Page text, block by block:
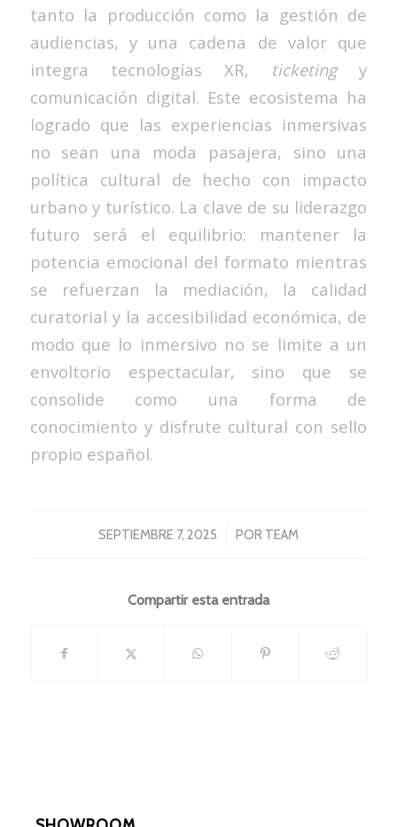
tanto la producción como la gestión de
audiencias, y una cadena de valor que
integra tecnologías XR, ticketingy
comunicación digital. Este ecosistema ha
logrado que las experiencias inmersivas
no sean una moda pasajera, sino una
política cultural de hecho con impacto
urbano y turístico. La clave de su liderazgo
futuro será el equilibrio: mantener la
potencia emocional del formato mientras
se refuerzan la mediación, la calidad
curatorial y la accesibilidad económica, de
modo que lo inmersivo no se limite a un
envoltorio espectacular, sino que se
consolide como una forma de
conocimiento y disfrute cultural con sello
propio español.
SEPTIEMBRE 7, 2025
/ POR TEAM
Compartir esta entrada